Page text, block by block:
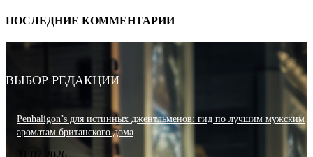
ПОСЛЕДНИЕ КОММЕНТАРИИ
ВЫБОР РЕДАКЦИИ
Penhaligon’s для истинных джентльменов: гид по лучшим мужским
ароматам британского дома
31.07.2026